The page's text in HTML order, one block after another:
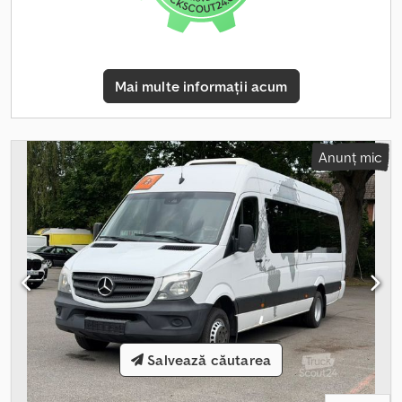
plăcuțelor de înmatriculare temporare pentru vamă, dacă este
necesar. -O inspecție și un test de conducere sunt posibile în
telefonică! Preluarea vehiculului și transportul acestuia se pot
realiza la cerere. Crjdpfev Hy D Dex Agnof Vizitați pagina noastră
Mai multe informații acum
Anunț mic
Salvează căutarea